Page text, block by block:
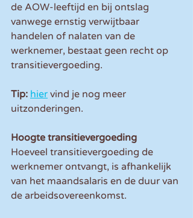
de AOW-leeftijd en bij ontslag
vanwege ernstig verwijtbaar
handelen of nalaten van de
werknemer, bestaat geen recht op
transitievergoeding.
Tip: hier vind je nog meer
uitzonderingen.
Hoogte transitievergoeding
Hoeveel transitievergoeding de
werknemer ontvangt, is afhankelijk
van het maandsalaris en de duur van
de arbeidsovereenkomst.